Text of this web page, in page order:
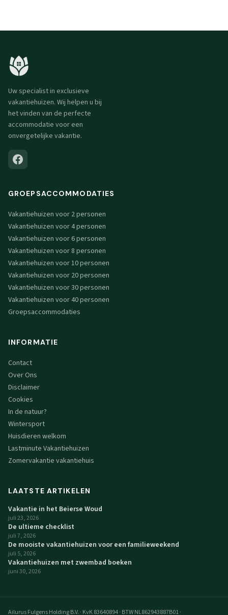
Uw specialist in exclusieve
vakantiehuizen. Wij helpen u bij
het vinden van de perfecte
accommodatie voor een
onvergetelijke vakantie.
GROEPSACCOMMODATIES
Vakantiehuizen voor 2 personen
Vakantiehuizen voor 4 personen
Vakantiehuizen voor 6 personen
Vakantiehuizen voor 8 personen
Vakantiehuizen voor 10 personen
Vakantiehuizen voor 20 personen
Vakantiehuizen voor 30 personen
Vakantiehuizen voor 40 personen
Groepsaccommodaties
INFORMATIE
Contact
Over Ons
Disclaimer
Cookies
In de natuur?
Wintersport
Huisdieren welkom
Lastminute Vakantiehuizen
Zomervakantie vakantiehuis
LAATSTE ARTIKELEN
Vakantie in het Beierse Woud
juli 23, 2026
De ultieme checklist
juli 7, 2026
De mooiste vakantiehuizen voor een familieweekend
juli 5, 2026
Vakantiehuizen met zwembad boeken
juni 30, 2026
Ailurus Fulgens Holding B.V. · KvK 83640894· BTW NL862943887B01·